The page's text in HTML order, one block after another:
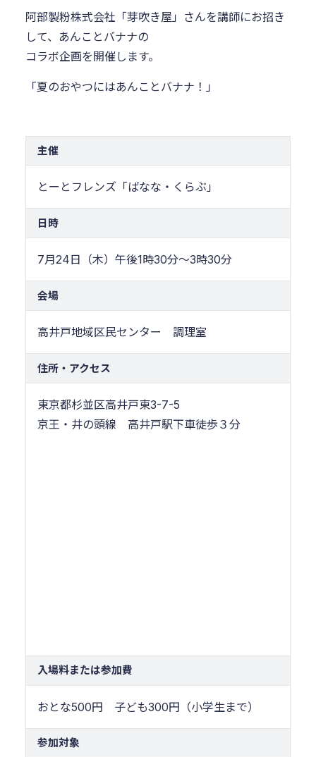
阿部製粉株式会社「芽吹き屋」さんを講師にお招き
して、あんことバナナの
コラボ企画を開催します。
「夏のおやつにはあんことバナナ！」
主催
とーとフレンズ「ばなな・くらぶ」
日時
7月24日（木）午後1時30分～3時30分
会場
高井戸地域区民センター 調理室
住所・アクセス
東京都杉並区高井戸東3-7-5
京王・井の頭線 高井戸駅下車徒歩３分
入場料または参加費
おとな500円 子ども300円（小学生まで）
参加対象